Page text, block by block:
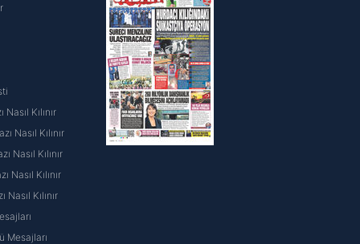
Nasıl Kılınır
Nasıl Kılınır
Nasıl Kılınır
Nasıl Kılınır
Nasıl Kılınır
Mesajları